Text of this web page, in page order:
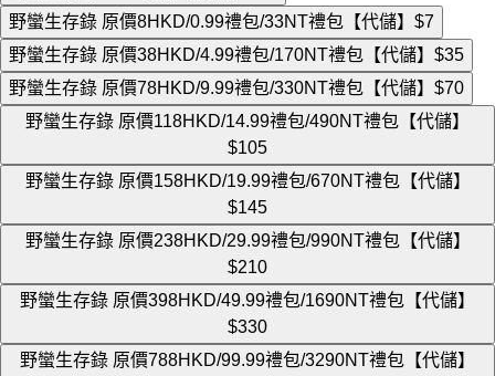
野蠻生存錄 原價8HKD/0.99禮包/33NT禮包【代儲】 $7
野蠻生存錄 原價38HKD/4.99禮包/170NT禮包【代儲】 $35
野蠻生存錄 原價78HKD/9.99禮包/330NT禮包【代儲】 $70
野蠻生存錄 原價118HKD/14.99禮包/490NT禮包【代儲】
$105
野蠻生存錄 原價158HKD/19.99禮包/670NT禮包【代儲】
$145
野蠻生存錄 原價238HKD/29.99禮包/990NT禮包【代儲】
$210
野蠻生存錄 原價398HKD/49.99禮包/1690NT禮包【代儲】
$330
野蠻生存錄 原價788HKD/99.99禮包/3290NT禮包【代儲】